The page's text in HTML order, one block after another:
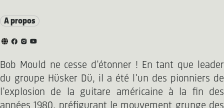
A propos
Bob Mould ne cesse d'étonner ! En tant que leader
du groupe Hüsker Dü, il a été l'un des pionniers de
l'explosion de la guitare américaine à la fin des
années 1980, préfigurant le mouvement grunge des